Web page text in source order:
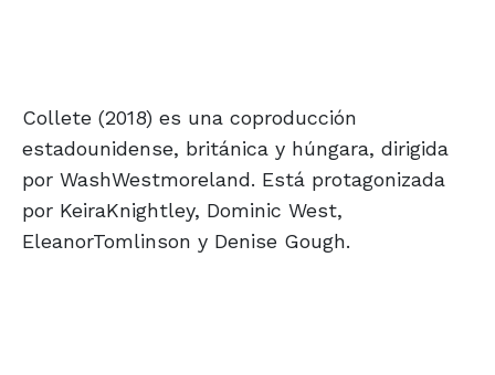
Collete (2018) es una coproducción
estadounidense, británica y húngara, dirigida
por WashWestmoreland. Está protagonizada
por KeiraKnightley, Dominic West,
EleanorTomlinson y Denise Gough.